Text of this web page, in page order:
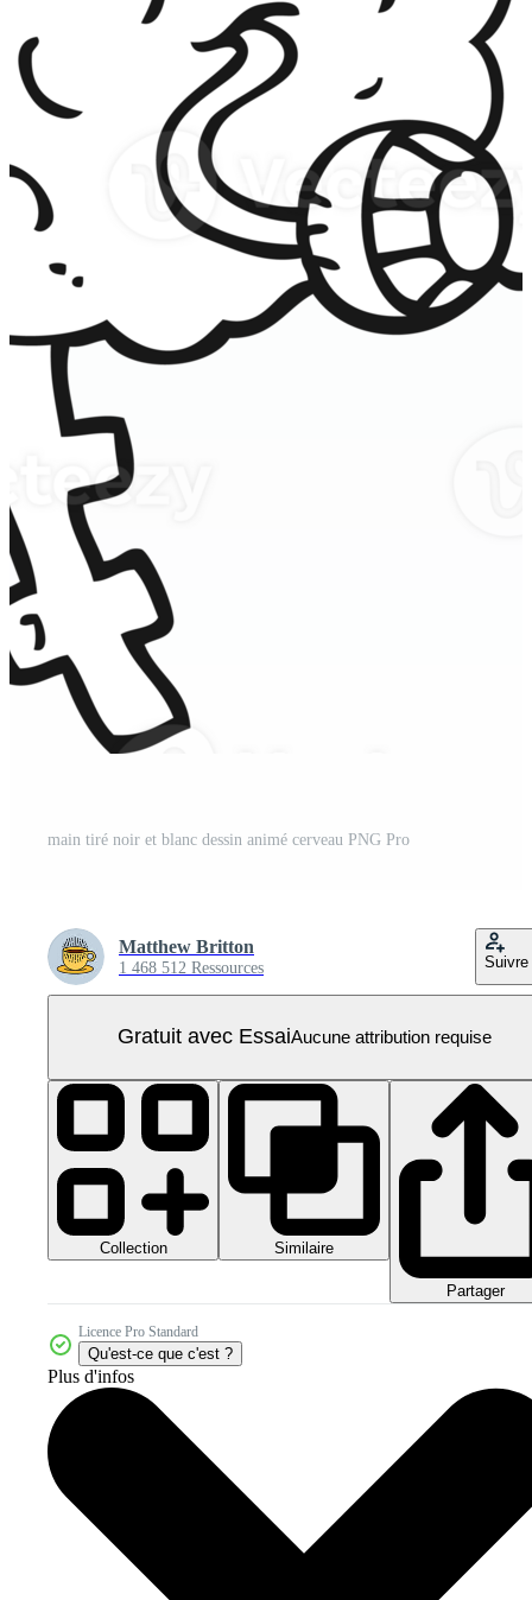
main tiré noir et blanc dessin animé cerveau PNG Pro
Matthew Britton
1 468 512 Ressources Suivre
Gratuit avec EssaiAucune attribution requise
Collection Similaire
Partager
Licence Pro Standard
Qu'est-ce que c'est ?
Plus d'infos